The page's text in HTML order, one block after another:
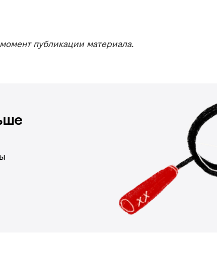
публикации материала.